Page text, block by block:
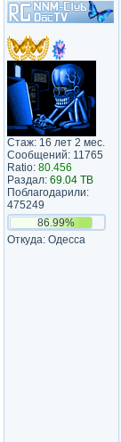
Стаж: 16 лет 2 мес.
Сообщений: 11765
Ratio: 80.456
Раздал: 69.04 TB
Поблагодарили:
475249
86.99%
Откуда: Одесса